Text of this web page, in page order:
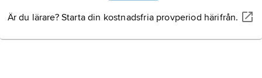
Är du lärare? Starta din kostnadsfria provperiod härifrån.